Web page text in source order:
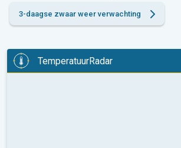
3-daagse zwaar weer verwachting
TemperatuurRadar